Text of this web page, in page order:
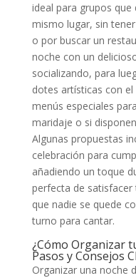
ideal para grupos que
mismo lugar, sin
o por buscar un
noche con un
socializando, para
dotes artísticas con
menús especiales
maridaje o si
Algunas propuestas
celebración para
añadiendo un toque
perfecta de
que nadie se quede
turno para cantar.
¿Cómo Organizar
Pasos y Consejos
Organizar una noche